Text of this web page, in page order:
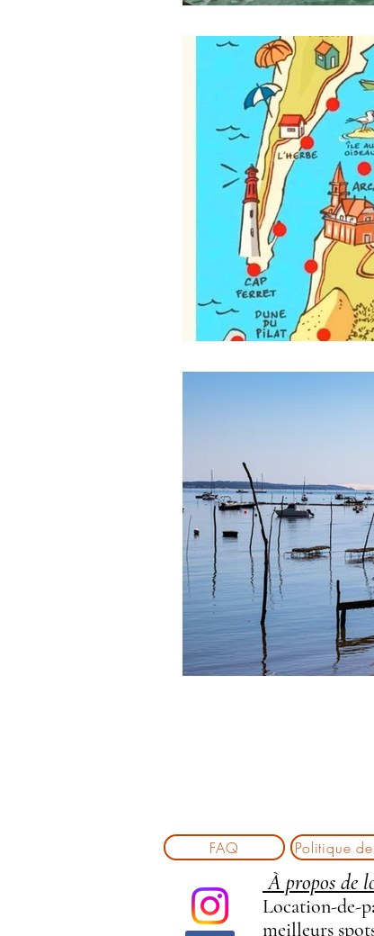
FAQ Politique
À propos de
Location-de-
meilleurs